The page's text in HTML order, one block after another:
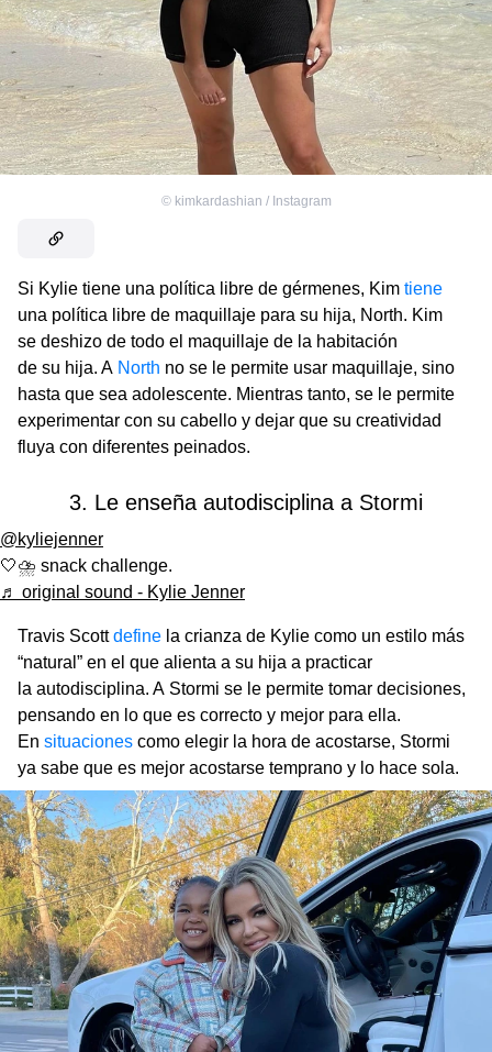
© kimkardashian / Instagram
Si Kylie tiene una política libre de gérmenes, Kim tiene
una política libre de maquillaje para su hija, North. Kim
se deshizo de todo el maquillaje de la habitación
de su hija. A North no se le permite usar maquillaje, sino
hasta que sea adolescente. Mientras tanto, se le permite
experimentar con su cabello y dejar que su creatividad
fluya con diferentes peinados.
3. Le enseña autodisciplina a Stormi
@kyliejenner
🤍⛈ snack challenge.
♬ original sound - Kylie Jenner
Travis Scottdefine la crianza de Kylie como un estilo más
“natural” en el que alienta a su hija a practicar
la autodisciplina. A Stormi se le permite tomar decisiones,
pensando en lo que es correcto y mejor para ella.
En situaciones como elegir la hora de acostarse, Stormi
ya sabe que es mejor acostarse temprano y lo hace sola.